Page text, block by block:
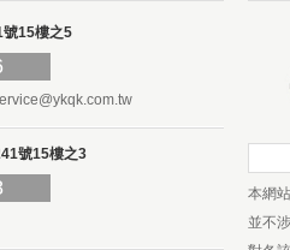
15樓之5
號15樓之3
本網
並不